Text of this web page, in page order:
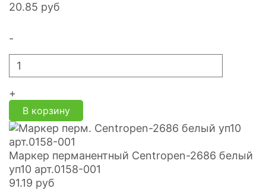
20.85 руб
-
+
В корзину
Маркер перманентный Centropen-2686 белый
уп10 арт.0158-001
91.19 руб